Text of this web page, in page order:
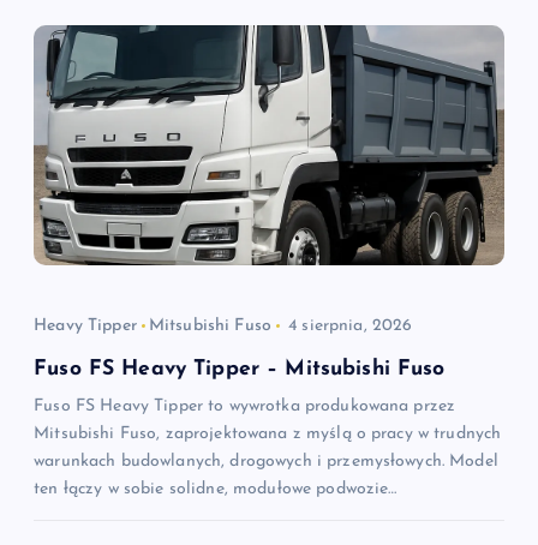
Heavy Tipper Mitsubishi Fuso 4 sierpnia, 2026
Fuso FS Heavy Tipper – Mitsubishi Fuso
Fuso FS Heavy Tipper to wywrotka produkowana przez
Mitsubishi Fuso, zaprojektowana z myślą o pracy w trudnych
warunkach budowlanych, drogowych i przemysłowych. Model
ten łączy w sobie solidne, modułowe podwozie…